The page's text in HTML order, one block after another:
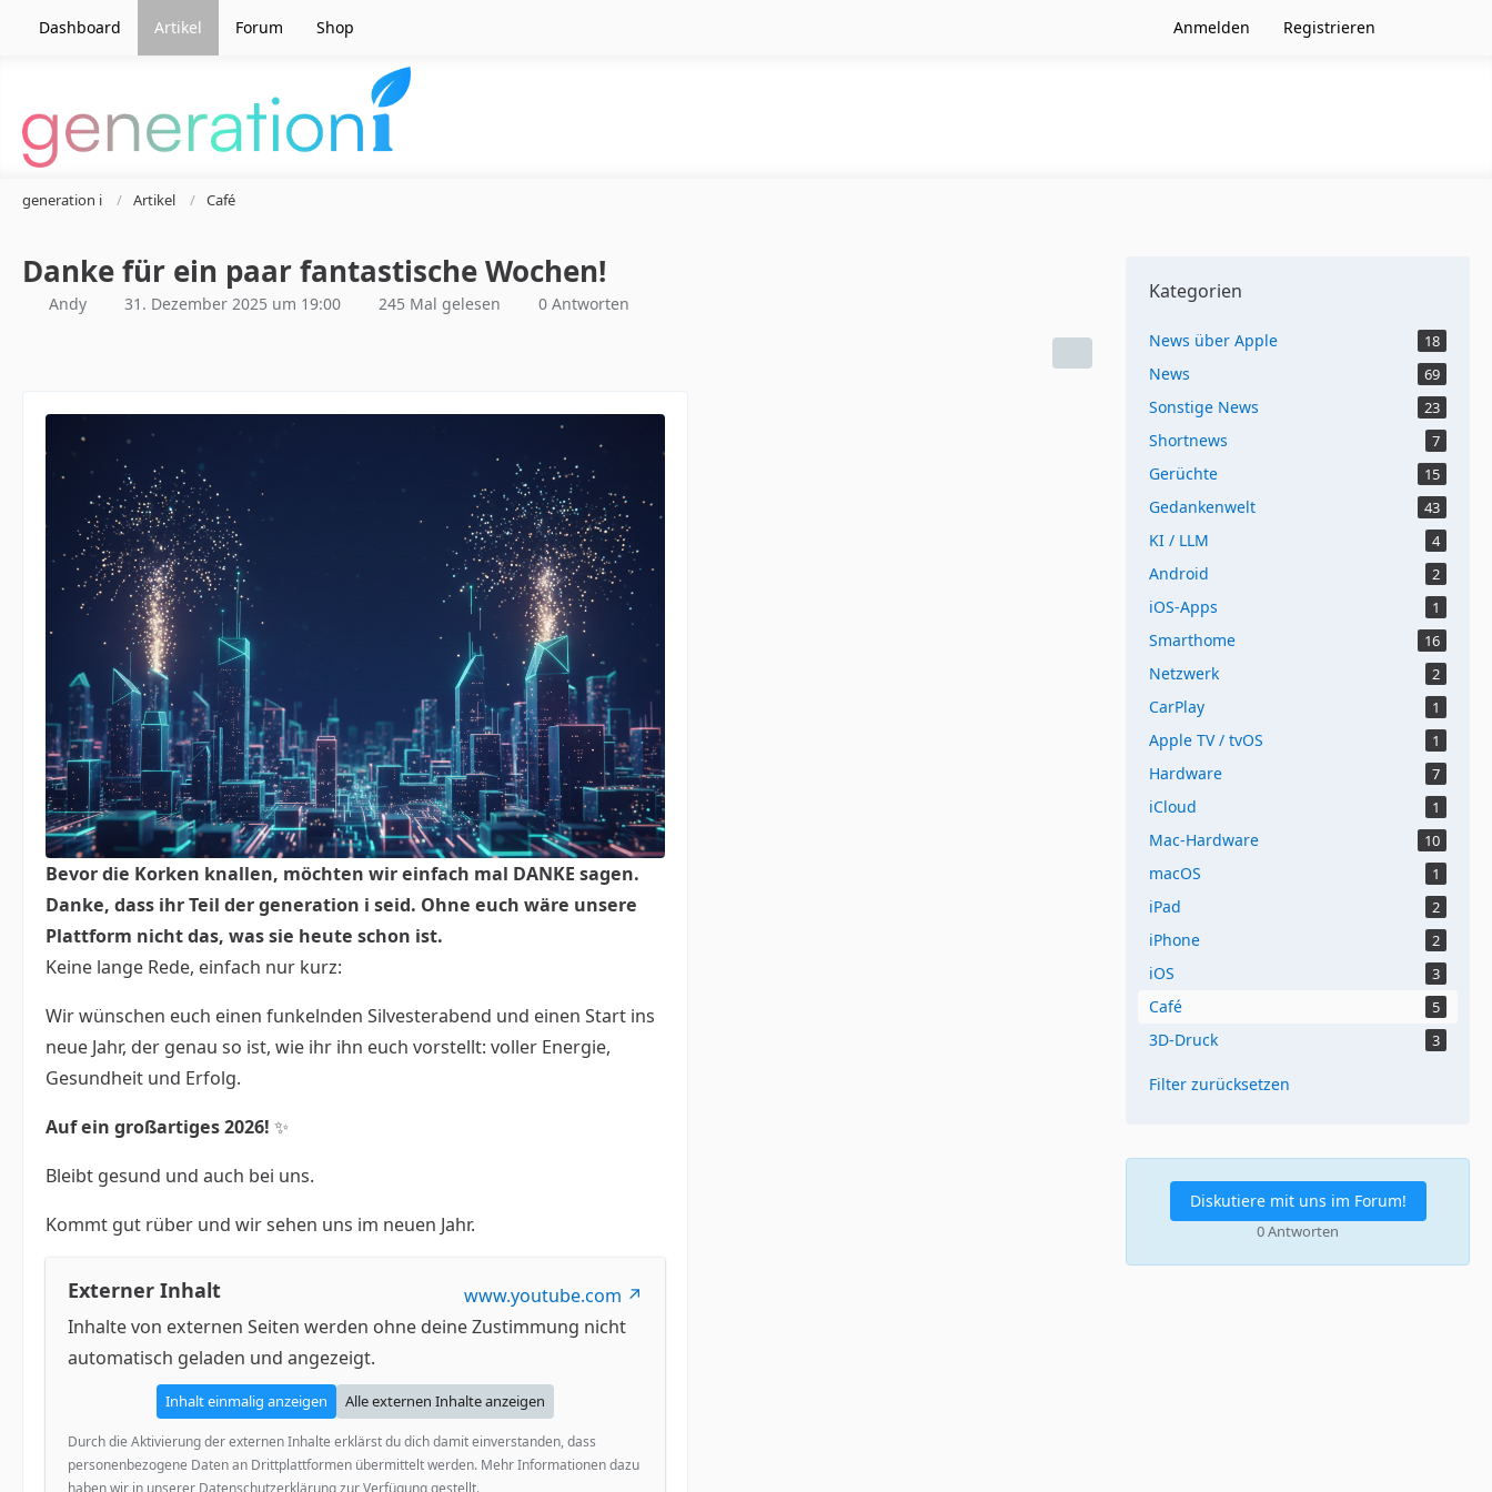
Dashboard Artikel Forum Shop Anmelden Registrieren
generation i Artikel Café
Danke für ein paar fantastische Wochen!
Andy 31. Dezember 2025 um 19:00 245 Mal gelesen 0 Antworten
Bevor die Korken knallen, möchten wir einfach mal DANKE sagen.
Danke, dass ihr Teil der generation i seid. Ohne euch wäre unsere
Plattform nicht das, was sie heute schon ist.
Keine lange Rede, einfach nur kurz:
Wir wünschen euch einen funkelnden Silvesterabend und einen Start ins
neue Jahr, der genau so ist, wie ihr ihn euch vorstellt: voller Energie,
Gesundheit und Erfolg.
Auf ein großartiges 2026! ✨
Bleibt gesund und auch bei uns.
Kommt gut rüber und wir sehen uns im neuen Jahr.
Externer Inhalt
www.youtube.com
Inhalte von externen Seiten werden ohne deine Zustimmung nicht
automatisch geladen und angezeigt.
Inhalt einmalig anzeigen Alle externen Inhalte anzeigen
Durch die Aktivierung der externen Inhalte erklärst du dich damit einverstanden, dass
personenbezogene Daten an Drittplattformen übermittelt werden. Mehr Informationen dazu
haben wir in unserer Datenschutzerklärung zur Verfügung gestellt.
Kategorien
News über Apple 18
News 69
Sonstige News 23
Shortnews 7
Gerüchte 15
Gedankenwelt 43
KI / LLM 4
Android 2
iOS-Apps 1
Smarthome 16
Netzwerk 2
CarPlay 1
Apple TV / tvOS 1
Hardware 7
iCloud 1
Mac-Hardware 10
macOS 1
iPad 2
iPhone 2
iOS 3
Café 5
3D-Druck 3
Filter zurücksetzen
Diskutiere mit uns im Forum!
0 Antworten